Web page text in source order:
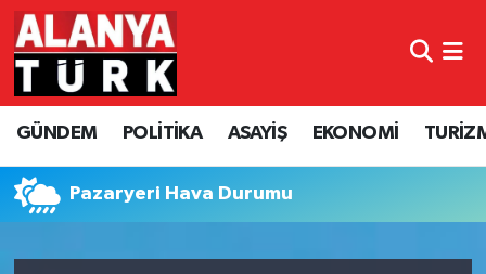
GÜNDEM POLİTİKA ASAYİŞ EKONOMİ
Pazaryeri Hava Durumu
GÜNDEM
POLİTİKA
ASAYİŞ
Nöbetçi Eczaneler
Hava Durumu
Namaz Vakitleri